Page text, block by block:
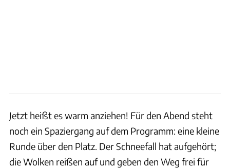
Jetzt heißt es warm anziehen! Für den Abend steht
noch ein Spaziergang auf dem Programm: eine kleine
Runde über den Platz. Der Schneefall hat aufgehört;
die Wolken reißen auf und geben den Weg frei für